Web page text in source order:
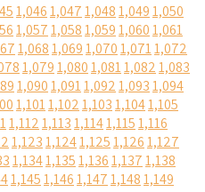
1,0461,0471,0481,0491,050
1,0571,0581,0591,0601,061
1,0681,0691,0701,0711,072
1,0791,0801,0811,0821,083
1,0901,0911,0921,0931,094
1,1011,1021,1031,1041,105
1,1121,1131,1141,1151,116
1,1231,1241,1251,1261,127
1,1341,1351,1361,1371,138
1,1451,1461,1471,1481,149